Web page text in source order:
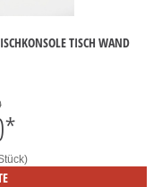
TISCH WAND
*